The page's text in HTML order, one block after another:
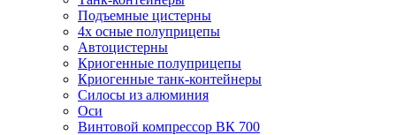
Подъемные цистерны
4х осные полуприцепы
Автоцистерны
Криогенные полуприцепы
Криогенные танк-контейнеры
Силосы из алюминия
Оси
Винтовой компрессор ВК 700